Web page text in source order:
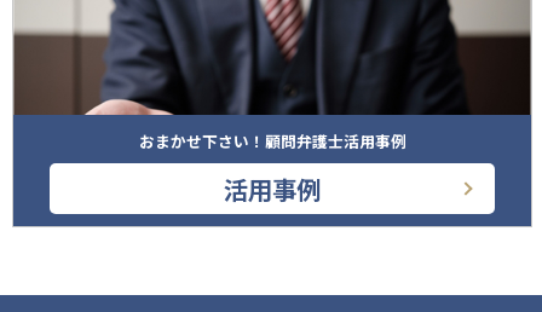
おまかせ下さい！顧問弁護士活用事例
活用事例